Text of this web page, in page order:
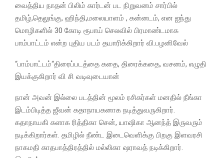
வைத்திய நாதன் பிலிம் கார்டன் பட நிறுவனம் சார்பில்
தமிழ்,தெலுங்கு, ஹிந்தி,மலையாளம் , கன்னடம், என ஐந்து
மொழிகளில் 30 கோடி ரூபாய் செலவில் பிரமாண்டமாக
பாம்பாட்டம் என்ற புதிய படம் தயாரிக்கிறார் வி.பழனிவேல்
“பாம்பாட்டம்“திரைப்படத்தை கதை, திரைக்கதை, வசனம், எழுதி
இயக்குகிறார் வி சி வடிவுடையான்
நான் அவன் இல்லை படத்தின் மூலம் ரசிகர்கள் மனதில் நீங்கா
இடம்பிடித்த ஜீவன் கதாநாயகனாக நடித்துவருகிறார்.
கதாநாயகி களாக ரித்திகா சென், யாஷிகா ஆனந்த் இருவரும்
நடிக்கிறார்கள். தமிழில் நீண்ட இடைவெளிக்கு பிறகு இளவரசி
நாகமதி காதபாத்திரத்தில் மல்லிகா ஷராவத் நடிக்கிறார்.